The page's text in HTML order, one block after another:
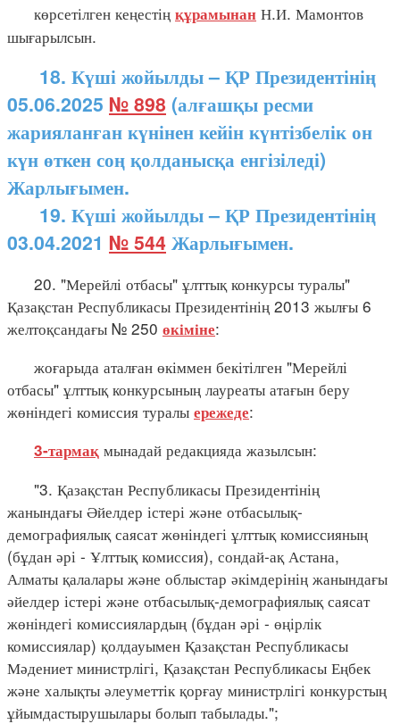
көрсетілген кеңестің құрамынан Н.И. Мамонтов
шығарылсын.
18. Күші жойылды – ҚР Президентінің
05.06.2025 № 898 (алғашқы ресми
жарияланған күнінен кейін күнтізбелік он
күн өткен соң қолданысқа енгізіледі)
Жарлығымен.
19. Күші жойылды – ҚР Президентінің
03.04.2021 № 544Жарлығымен.
20. "Мерейлі отбасы" ұлттық конкурсы туралы"
Қазақстан Республикасы Президентінің 2013 жылғы 6
желтоқсандағы № 250 өкіміне:
жоғарыда аталған өкіммен бекітілген "Мерейлі
отбасы" ұлттық конкурсының лауреаты атағын беру
жөніндегі комиссия туралы ережеде:
3-тармақ мынадай редакцияда жазылсын:
"3. Қазақстан Республикасы Президентінің
жанындағы Әйелдер істері және отбасылық-
демографиялық саясат жөніндегі ұлттық комиссияның
(бұдан әрі - Ұлттық комиссия), сондай-ақ Астана,
Алматы қалалары және облыстар әкімдерінің жанындағы
әйелдер істері және отбасылық-демографиялық саясат
жөніндегі комиссиялардың (бұдан әрі - өңірлік
комиссиялар) қолдауымен Қазақстан Республикасы
Мәдениет министрлігі, Қазақстан Республикасы Еңбек
және халықты әлеуметтік қорғау министрлігі конкурстың
ұйымдастырушылары болып табылады.";